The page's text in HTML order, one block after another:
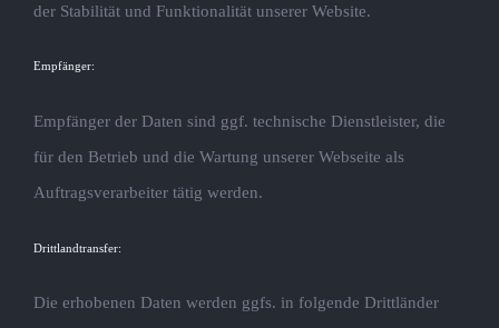
der Stabilität und Funktionalität unserer Website.
Empfänger:
Empfänger der Daten sind ggf. technische Dienstleister, die
für den Betrieb und die Wartung unserer Webseite als
Auftragsverarbeiter tätig werden.
Drittlandtransfer:
Die erhobenen Daten werden ggfs. in folgende Drittländer